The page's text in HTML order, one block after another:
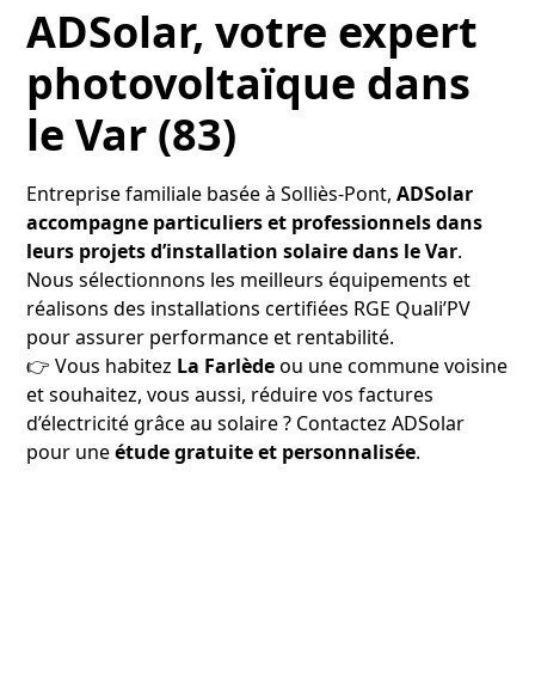
ADSolar, votre expert
photovoltaïque dans
le Var (83)
Entreprise familiale basée à Solliès-Pont,ADSolar
accompagne particuliers et professionnels dans
leurs projets d’installation solaire dans le Var.
Nous sélectionnons les meilleurs équipements et
réalisons des installations certifiées RGE Quali’PV
pour assurer performance et rentabilité.
👉 Vous habitez La Farlèdeou une commune voisine
et souhaitez, vous aussi, réduire vos factures
d’électricité grâce au solaire ? Contactez ADSolar
pour uneétude gratuite et personnalisée.